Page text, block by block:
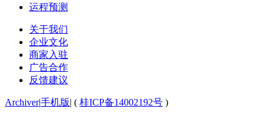
运程预测
关于我们
企业文化
商家入驻
广告合作
反馈建议
Archiver|手机版| ( 桂ICP备14002192号 )